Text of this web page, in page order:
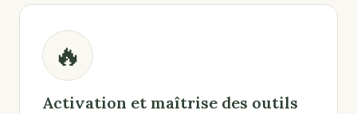
🔥
Activation et maîtrise des outils